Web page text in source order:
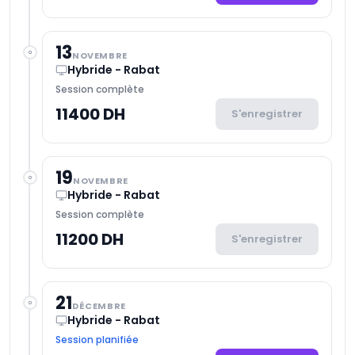
13NOVEMBRE
Hybride - Rabat
Session complète
11400 DH S'enregistrer
19NOVEMBRE
Hybride - Rabat
Session complète
11200 DH S'enregistrer
21DÉCEMBRE
Hybride - Rabat
Session planifiée